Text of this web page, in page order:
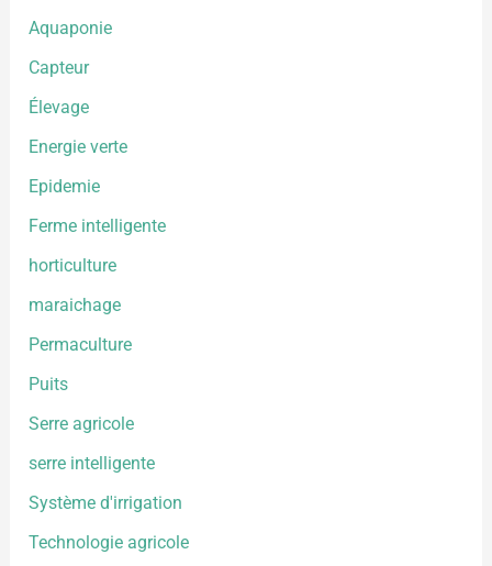
Aquaponie
Capteur
Élevage
Energie verte
Epidemie
Ferme intelligente
horticulture
maraichage
Permaculture
Puits
Serre agricole
serre intelligente
Système d'irrigation
Technologie agricole